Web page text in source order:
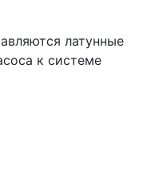
латунные
к системе